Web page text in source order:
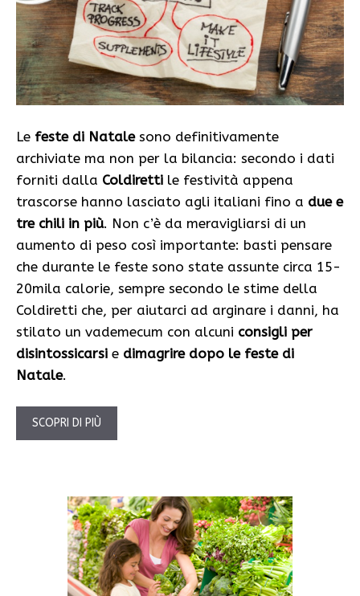
Le feste di Natalesono definitivamente
archiviate ma non per la bilancia: secondo i dati
forniti dalla Coldiretti le festività appena
trascorse hanno lasciato agli italiani fino a due e
tre chili in più. Non c’è da meravigliarsi di un
aumento di peso così importante: basti pensare
che durante le feste sono state assunte circa 15-
20mila calorie, sempre secondo le stime della
Coldiretti che, per aiutarci ad arginare i danni, ha
stilato un vademecum con alcuni consigli per
disintossicarsi e dimagrire dopo le feste di
Natale.
SCOPRI DI PIÙ